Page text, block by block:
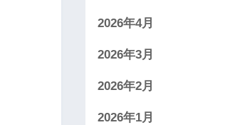
2026年4月
2026年3月
2026年2月
2026年1月